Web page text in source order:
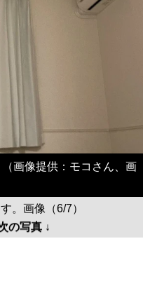
画像提供：モコさん、画
。画像（6/7）
の写真 ↓